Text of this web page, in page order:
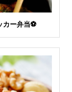
カー弁当⚽️